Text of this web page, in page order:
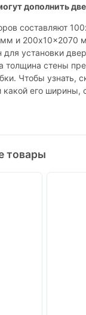
дополнить
составляют
и 200x10x2070
установки
толщина стены
Чтобы узнать,
какой его ширины,
товары